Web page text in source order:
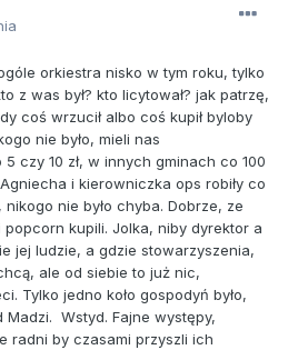
orkiestra nisko w tym roku, tylko
z was był? kto licytował? jak patrzę,
coś wrzucił albo coś kupił byloby
nie było, mieli nas
czy 10 zł, w innych gminach co 100
i kierowniczka ops robiły co
nikogo nie było chyba. Dobrze, ze
kupili. Jolka, niby dyrektor a
jej ludzie, a gdzie stowarzyszenia,
ale od siebie to już nic,
Tylko jedno koło gospodyń było,
Wstyd. Fajne występy,
radni by czasami przyszli ich